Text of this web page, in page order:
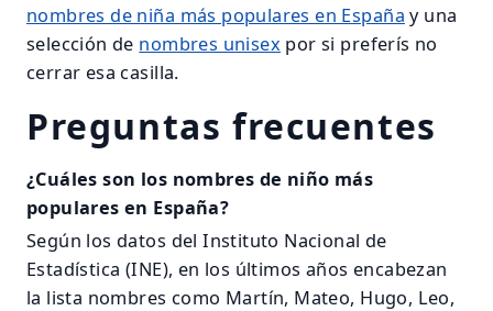
nombres de niña más populares en España y una
selección de nombres unisex por si preferís no
cerrar esa casilla.
Preguntas frecuentes
¿Cuáles son los nombres de niño más
populares en España?
Según los datos del Instituto Nacional de
Estadística (INE), en los últimos años encabezan
la lista nombres como Martín, Mateo, Hugo, Leo,